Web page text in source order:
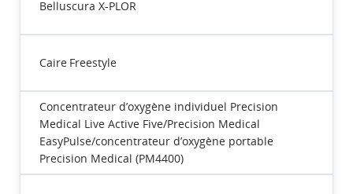
pour
notes
de
Belluscura X-PLOR
Caire Freestyle
Concentrateur d’oxygène individuel Precision
Medical Live Active Five/Precision Medical
EasyPulse/concentrateur d’oxygène portable
Precision Medical (PM4400)